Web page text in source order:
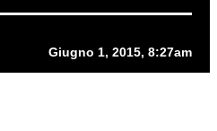
Giugno 1, 2015, 8:27am